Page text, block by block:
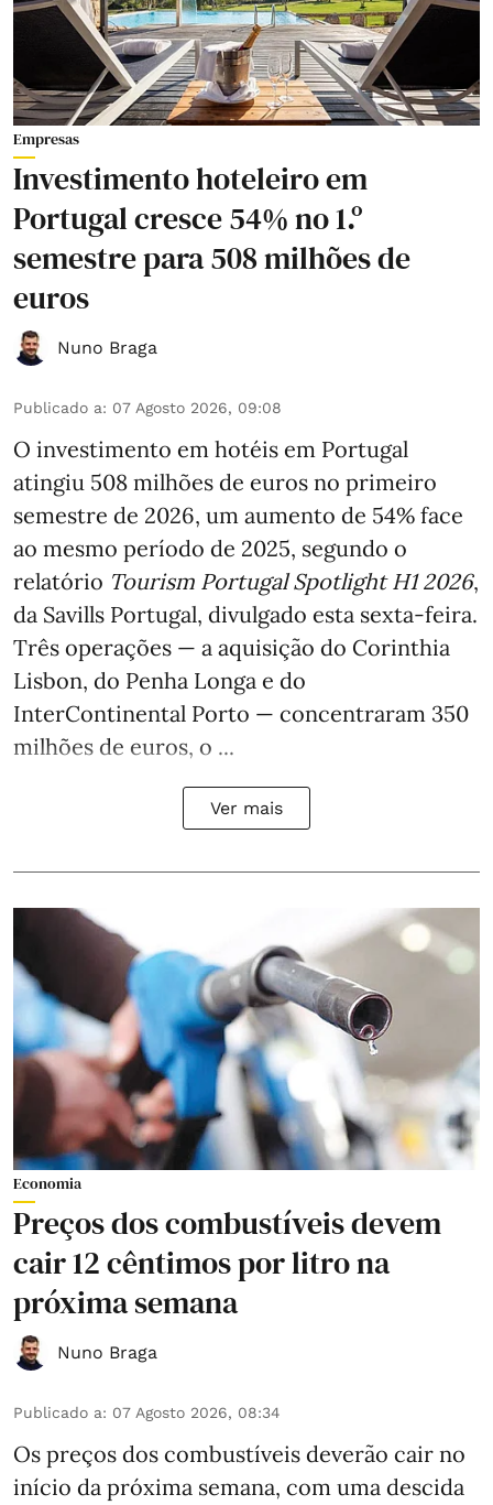
Empresas
Investimento hoteleiro em
Portugal cresce 54% no 1.º
semestre para 508 milhões de
euros
Nuno Braga
Publicado a: 07 Agosto 2026, 09:08
O investimento em hotéis em Portugal
atingiu 508 milhões de euros no primeiro
semestre de 2026, um aumento de 54% face
ao mesmo período de 2025, segundo o
relatório Tourism Portugal Spotlight H1 2026,
da Savills Portugal, divulgado esta sexta-feira.
Três operações — a aquisição do Corinthia
Lisbon, do Penha Longa e do
InterContinental Porto — concentraram 350
milhões de euros, o ...
Ver mais
Economia
Preços dos combustíveis devem
cair 12 cêntimos por litro na
próxima semana
Nuno Braga
Publicado a: 07 Agosto 2026, 08:34
Os preços dos combustíveis deverão cair no
início da próxima semana, com uma descida